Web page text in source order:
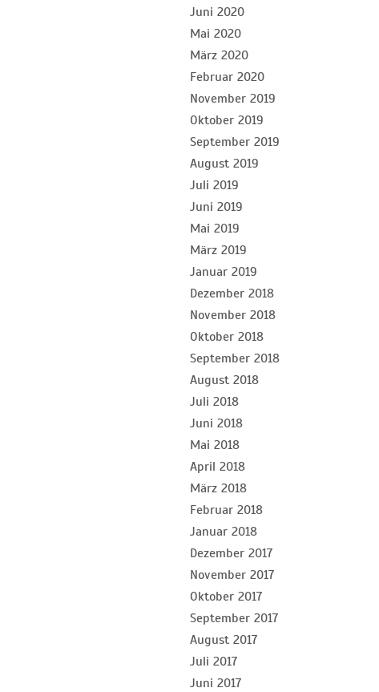
Juni 2020
Mai 2020
März 2020
Februar 2020
November 2019
Oktober 2019
September 2019
August 2019
Juli 2019
Juni 2019
Mai 2019
März 2019
Januar 2019
Dezember 2018
November 2018
Oktober 2018
September 2018
August 2018
Juli 2018
Juni 2018
Mai 2018
April 2018
März 2018
Februar 2018
Januar 2018
Dezember 2017
November 2017
Oktober 2017
September 2017
August 2017
Juli 2017
Juni 2017